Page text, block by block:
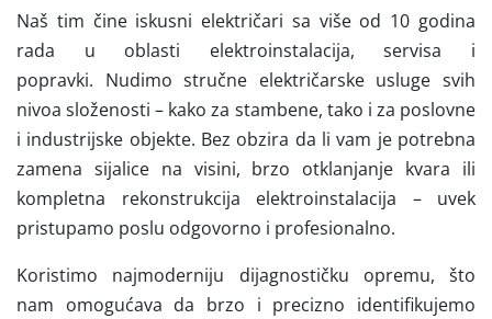
Naš tim čine iskusni električari sa više od 10 godina
rada u oblasti elektroinstalacija, servisa i
popravki. Nudimo stručne električarske usluge svih
nivoa složenosti – kako za stambene, tako i za poslovne
i industrijske objekte. Bez obzira da li vam je potrebna
zamena sijalice na visini, brzo otklanjanje kvara ili
kompletna rekonstrukcija elektroinstalacija – uvek
pristupamo poslu odgovorno i profesionalno.
Koristimo najmoderniju dijagnostičku opremu, što
nam omogućava da brzo i precizno identifikujemo